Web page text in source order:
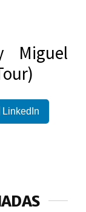
Miguel
LinkedIn